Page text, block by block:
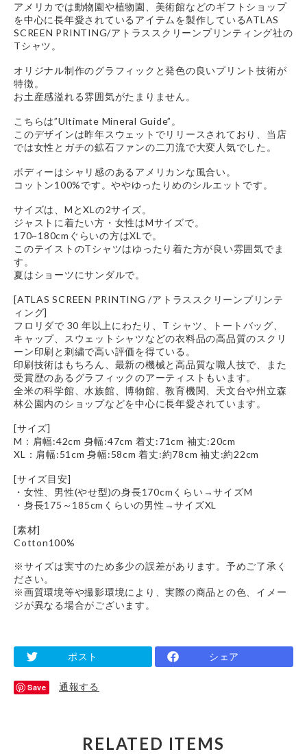
アメリカでは動物園や植物園、美術館などのギフトショップ
を中心に長年愛されているアイテムを製作しているATLAS
SCREEN PRINTING/アトラススクリーンプリンティング社の
Tシャツ。
オリジナル制作のグラフィックと発色の良いプリント技術が
特徴。
お土産感溢れる雰囲気がたまりません。
こちらは”Ultimate Mineral Guide”。
このデザインは昨年スウェットでリリースされており、当店
では女性とガチの鉱石ファンの二刀流で大変人気でした。
ボディーはシャリ感のあるアメリカンな風合い。
コットン100%です。ややゆったりめのシルエットです。
サイズは、MとXLの2サイズ。
ジャストに着たい方・女性はMサイズで。
170~180cmぐらいの方はXLで。
このテイストのTシャツはゆったり着た方が良い雰囲気でま
す。
夏はショーツにサンダルで。
[ATLAS SCREEN PRINTING /アトラススクリーンプリンテ
ィング]
フロリダで 30 年以上にわたり、T シャツ、トートバッグ、
キャップ、スウェットシャツなどの衣料品の高品質のスクリ
ーン印刷と刺繍で高い評価を得ている。
印刷技術はもちろん、最新の機械と高品質な職人技で、また
受賞歴のあるグラフィックのアーティストもいます。
全米の科学館、水族館、博物館、教育機関、天文台や州立森
林公園内のショップなどを中心に長年愛されています。
[サイズ]
M：肩幅:42cm 身幅:47cm 着丈:71cm 袖丈:20cm
XL：肩幅:51cm 身幅:58cm 着丈:約78cm 袖丈:約22cm
[サイズ目安]
・女性、男性(やせ型)の身長170cmくらい→サイズM
・身長175～185cmくらいの男性→サイズXL
[素材]
Cotton100%
※サイズは実寸のため多少の誤差があります。予めご了承く
ださい。
※画質環境等や撮影環境により、実際の商品との色、イメー
ジが異なる場合がございます。
ポスト シェア
Save 通報する
RELATED ITEMS